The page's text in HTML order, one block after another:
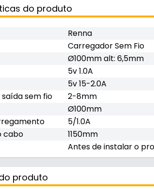
do produto
Renna
Carregador Sem Fio
Ø100mm alt: 6,5mm
5v 1.0A
5v 15-2.0A
sem fio
2-8mm
Ø100mm
5/1.0A
cabo
1150mm
Antes de instalar o
produto